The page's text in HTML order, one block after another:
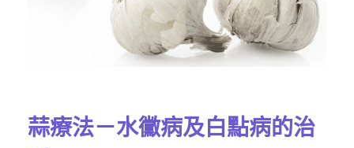
蒜療法－水黴病及白點病的治